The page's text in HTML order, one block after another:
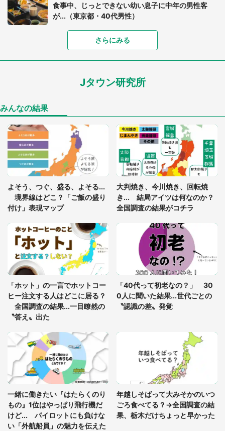
食事中、じっとできない幼い息子に中年の男性客
が...（東京都・40代男性）
「富豪すぎ」1歳息子の〝店頭駄々こね〟の内容に1.
7万人驚がく 「お菓子売り場ならまだしも...」「ハ
ードル高い」
あまりにも四角すぎる猫、激写される 「これもう
「閉所恐怖症の私は新幹線で大パニック。隣席の青
年に『手を繋いで』とお願いしたら...」 体験談に
8万人感動
グっちゃってた〝野生の野菜〟に6.5万人戦慄
「○○がない街に住んでいます」住人の呟きに30万
人驚がく 何が存在しないか、あなたはわかる？
「修学旅行に途中参加する娘を送って行ったら、真
っ暗な道で遭難状態。なんとか見つけた民家に助け
を求めると、住人の男性が...」
さらにみる
Jタウン研究所
みんなの結果
よそう、つぐ、盛る、よそる...
境界線はどこ？「ご飯の盛り
付け」表現マップ
大判焼き、今川焼き、回転焼
き... 結局アイツは何なのか？
全国調査の結果がコチラ
「ホット」の一言でホットコー
ヒー注文する人はどこに居る？
全国調査の結果...一目瞭然の
〝答え〟出た
「40代って初老なの？」 30
0人に聞いた結果...世代ごとの
〝認識の差〟発覚
一緒に働きたい『はたらくのり
もの』1位はやっぱり飛行機だ
けど... パイロットにも負けな
い「外航船員」の魅力を伝えた
年越しそばって大みそかのいつ
ごろ食べてる？→全国調査の結
果、栃木だけちょっと早かった